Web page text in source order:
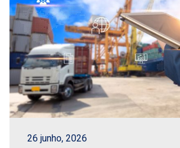
26 junho, 2026